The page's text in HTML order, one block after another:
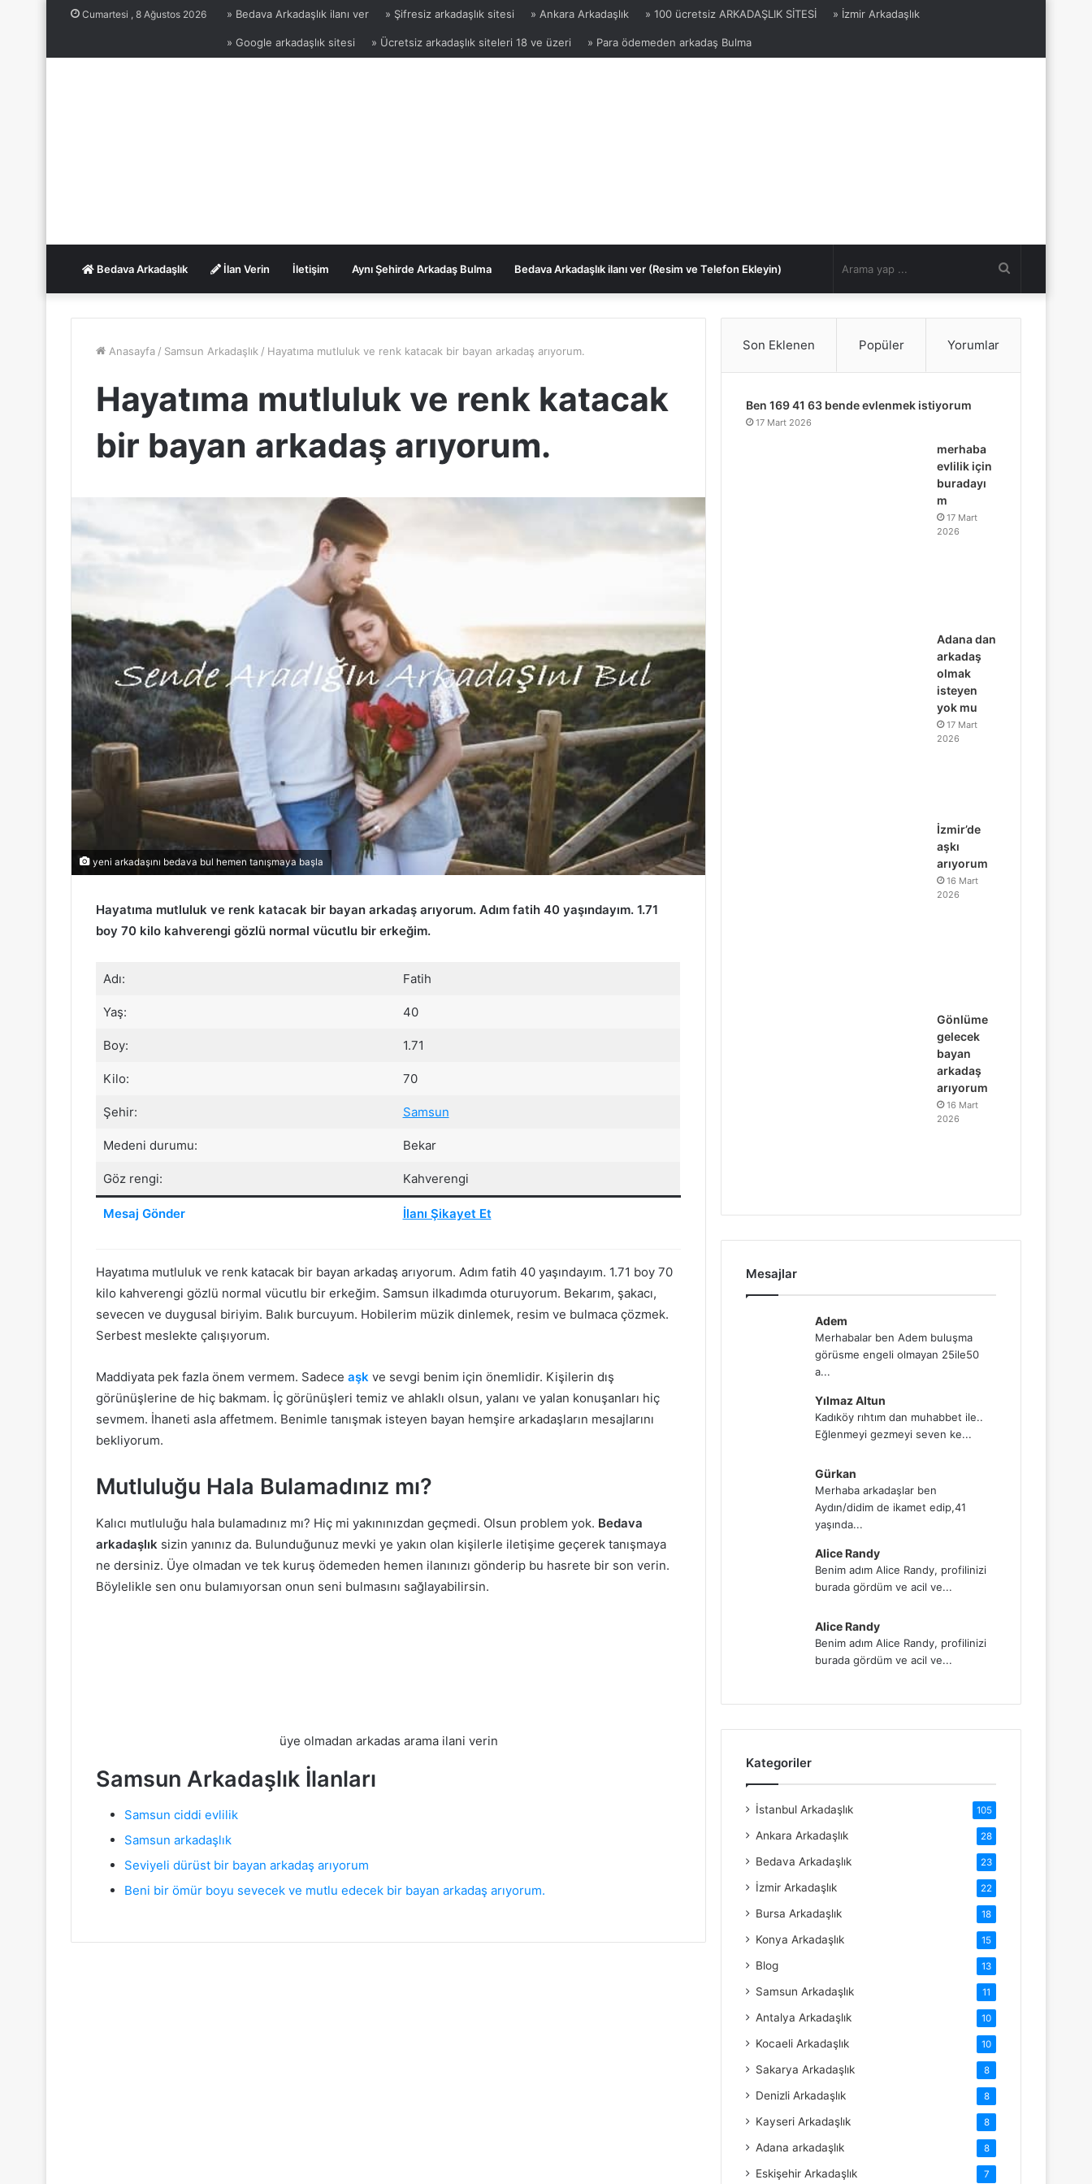
Cumartesi , 8 Ağustos 2026 » Bedava Arkadaşlık ilanı ver » Şifresiz arkadaşlık sitesi » Ankara Arkadaşlık » 100 ücretsiz ARKADAŞLIK SİTESİ » İzmir Arkadaşlık
» Google arkadaşlık sitesi » Ücretsiz arkadaşlık siteleri 18 ve üzeri » Para ödemeden arkadaş Bulma
Bedava Arkadaşlık İlan Verin İletişim Aynı Şehirde Arkadaş Bulma Bedava Arkadaşlık ilanı ver (Resim ve Telefon Ekleyin)
yap
Anasayfa / Samsun Arkadaşlık / Hayatıma mutluluk ve renk katacak bir bayan arkadaş arıyorum.
Hayatıma mutluluk ve renk katacak
bir bayan arkadaş arıyorum.
yeni arkadaşını bedava bul hemen tanışmaya başla
Hayatıma mutluluk ve renk katacak bir bayan arkadaş arıyorum. Adım fatih 40 yaşındayım. 1.71
boy 70 kilo kahverengi gözlü normal vücutlu bir erkeğim.
Adı: Fatih
Yaş: 40
Boy: 1.71
Kilo: 70
Şehir: Samsun
Medeni durumu: Bekar
Göz rengi: Kahverengi
Mesaj Gönder İlanı Şikayet Et
Hayatıma mutluluk ve renk katacak bir bayan arkadaş arıyorum. Adım fatih 40 yaşındayım. 1.71 boy 70
kilo kahverengi gözlü normal vücutlu bir erkeğim. Samsun ilkadımda oturuyorum. Bekarım, şakacı,
sevecen ve duygusal biriyim. Balık burcuyum. Hobilerim müzik dinlemek, resim ve bulmaca çözmek.
Serbest meslekte çalışıyorum.
Maddiyata pek fazla önem vermem. Sadece aşk ve sevgi benim için önemlidir. Kişilerin dış
görünüşlerine de hiç bakmam. İç görünüşleri temiz ve ahlaklı olsun, yalanı ve yalan konuşanları hiç
sevmem. İhaneti asla affetmem. Benimle tanışmak isteyen bayan hemşire arkadaşların mesajlarını
bekliyorum.
Mutluluğu Hala Bulamadınız mı?
Kalıcı mutluluğu hala bulamadınız mı? Hiç mi yakınınızdan geçmedi. Olsun problem yok. Bedava
arkadaşlık sizin yanınız da. Bulunduğunuz mevki ye yakın olan kişilerle iletişime geçerek tanışmaya
ne dersiniz. Üye olmadan ve tek kuruş ödemeden hemen ilanınızı gönderip bu hasrete bir son verin.
Böylelikle sen onu bulamıyorsan onun seni bulmasını sağlayabilirsin.
üye olmadan arkadas arama ilani verin
Samsun Arkadaşlık İlanları
Samsun ciddi evlilik
Samsun arkadaşlık
Seviyeli dürüst bir bayan arkadaş arıyorum
Beni bir ömür boyu sevecek ve mutlu edecek bir bayan arkadaş arıyorum.
Son Eklenen Popüler Yorumlar
Ben 169 41 63 bende evlenmek istiyorum
17 Mart 2026
merhaba
evlilik için
buradayı
m
17 Mart
2026
Adana dan
arkadaş
olmak
isteyen
yok mu
17 Mart
2026
İzmir’de
aşkı
arıyorum
16 Mart
2026
Gönlüme
gelecek
bayan
arkadaş
arıyorum
16 Mart
2026
Mesajlar
Adem
Merhabalar ben Adem buluşma
görüsme engeli olmayan 25ile50
a...
Yılmaz Altun
Kadıköy rıhtım dan muhabbet ile..
Eğlenmeyi gezmeyi seven ke...
Gürkan
Merhaba arkadaşlar ben
Aydın/didim de ikamet edip,41
yaşında...
Alice Randy
Benim adım Alice Randy, profilinizi
burada gördüm ve acil ve...
Alice Randy
Benim adım Alice Randy, profilinizi
burada gördüm ve acil ve...
Kategoriler
İstanbul Arkadaşlık 105
Ankara Arkadaşlık 28
Bedava Arkadaşlık 23
İzmir Arkadaşlık 22
Bursa Arkadaşlık 18
Konya Arkadaşlık 15
Blog 13
Samsun Arkadaşlık 11
Antalya Arkadaşlık 10
Kocaeli Arkadaşlık 10
Sakarya Arkadaşlık 8
Denizli Arkadaşlık 8
Kayseri Arkadaşlık 8
Adana arkadaşlık 8
Eskişehir Arkadaşlık 7